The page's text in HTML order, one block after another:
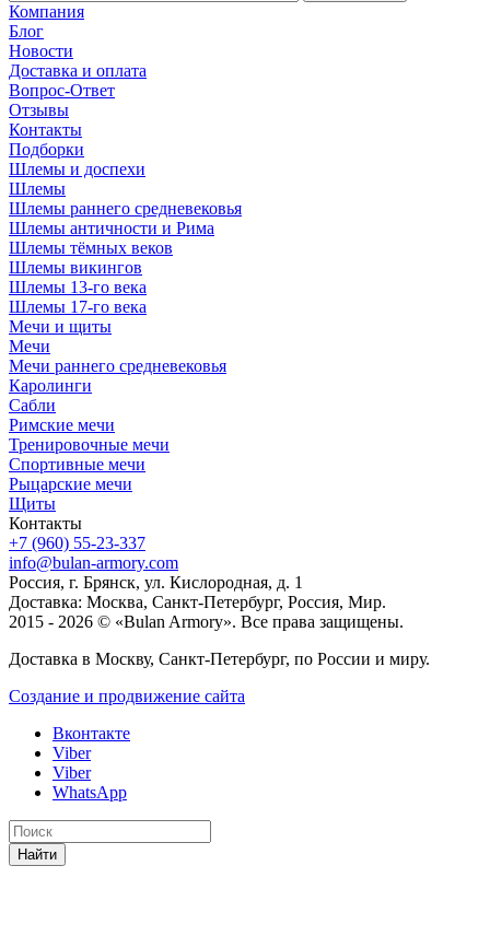
Компания
Блог
Новости
Доставка и оплата
Вопрос-Ответ
Отзывы
Контакты
Подборки
Шлемы и доспехи
Шлемы
Шлемы раннего средневековья
Шлемы античности и Рима
Шлемы тёмных веков
Шлемы викингов
Шлемы 13-го века
Шлемы 17-го века
Мечи и щиты
Мечи
Мечи раннего средневековья
Каролинги
Сабли
Римские мечи
Тренировочные мечи
Спортивные мечи
Рыцарские мечи
Щиты
Контакты
+7 (960) 55-23-337
info@bulan-armory.com
Россия, г. Брянск, ул. Кислородная, д. 1
Доставка: Москва, Санкт-Петербург, Россия, Мир.
2015 - 2026 © «Bulan Armory». Все права защищены.
Доставка в Москву, Санкт-Петербург, по России и миру.
Создание и продвижение сайта
Вконтакте
Viber
Viber
WhatsApp
Найти